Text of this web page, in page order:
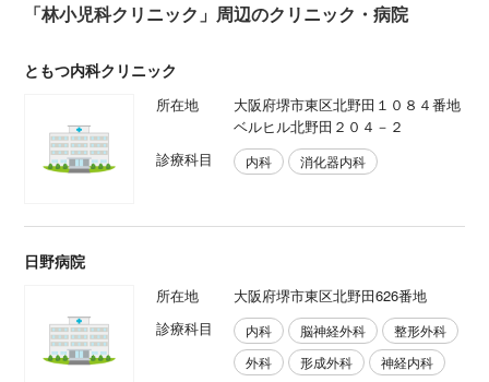
「林小児科クリニック」周辺のクリニック・病院
ともつ内科クリニック
所在地
大阪府堺市東区北野田１０８４番地
ベルヒル北野田２０４－２
診療科目
内科 消化器内科
日野病院
所在地
大阪府堺市東区北野田626番地
診療科目
内科 脳神経外科
整形外科
外科
形成外科 神経内科